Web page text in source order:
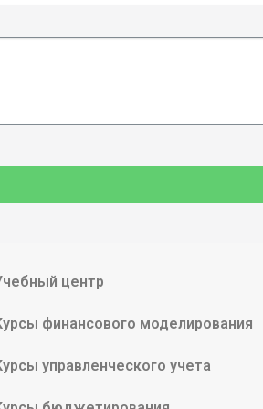
центр
финансового моделирования
управленческого учета